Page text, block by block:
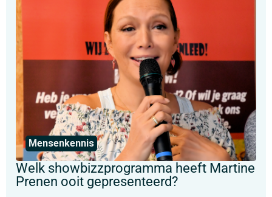
Mensenkennis
Welk showbizzprogramma heeft Martine
Prenen ooit gepresenteerd?